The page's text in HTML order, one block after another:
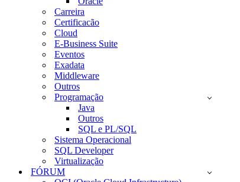
Carreira
Certificacão
Cloud
E-Business Suite
Eventos
Exadata
Middleware
Outros
Programação
Java
Outros
SQL e PL/SQL
Sistema Operacional
SQL Developer
Virtualização
FÓRUM